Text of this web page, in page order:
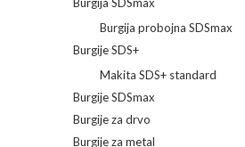
Burgija probojna SDSmax
Burgije SDS+
Makita SDS+ standard
Burgije SDSmax
Burgije za drvo
Burgije za metal